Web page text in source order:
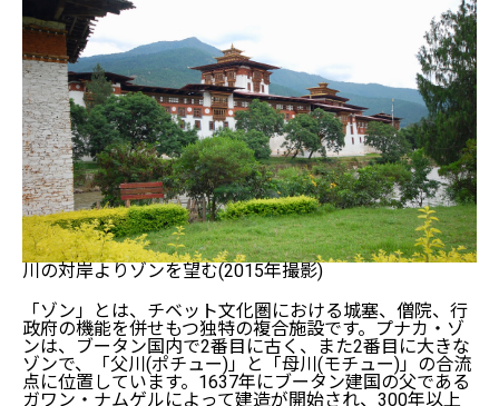
川の対岸よりゾンを望む(2015年撮影)
「ゾン」とは、チベット文化圏における城塞、僧院、行
政府の機能を併せもつ独特の複合施設です。プナカ・ゾ
ンは、ブータン国内で2番目に古く、また2番目に大きな
ゾンで、「父川(ポチュー)」と「母川(モチュー)」の合流
点に位置しています。1637年にブータン建国の父である
ガワン・ナムゲルによって建造が開始され、300年以上